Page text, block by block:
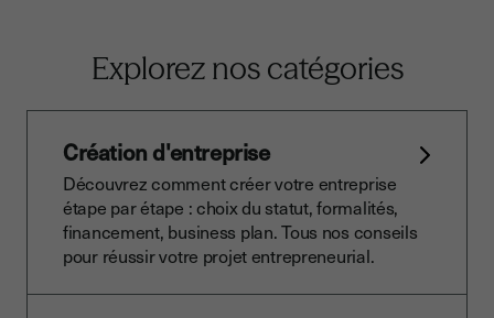
Explorez nos catégories
Création d'entreprise
Découvrez comment créer votre entreprise
étape par étape : choix du statut, formalités,
financement, business plan. Tous nos conseils
pour réussir votre projet entrepreneurial.